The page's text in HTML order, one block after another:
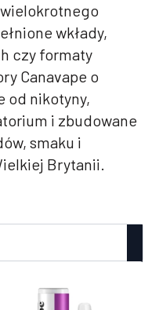
wkłady,
czy formaty
Canavape o
od nikotyny,
i zbudowane
smaku i
Brytanii.